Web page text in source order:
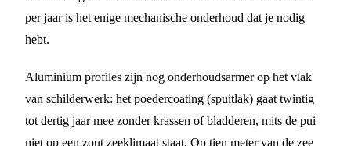
per jaar is het enige mechanische onderhoud dat je nodig
hebt.
Aluminium profiles zijn nog onderhoudsarmer op het vlak
van schilderwerk: het poedercoating (spuitlak) gaat twintig
tot dertig jaar mee zonder krassen of bladderen, mits de pui
niet op een zout zeeklimaat staat. Op tien meter van de zee